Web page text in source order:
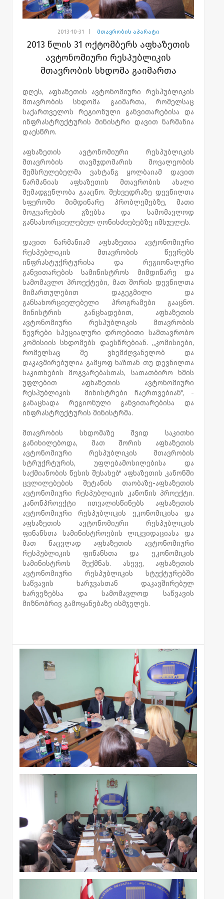
2013-10-31 მთავრობის აპარატი
2013 წლის 31 ოქტომბერს აფხაზეთის
ავტონომიური რესპუბლიკის
მთავრობის სხდომა გაიმართა
დღეს, აფხაზეთის ავტონომიური რესპუბლიკის
მთავრობის სხდომა გაიმართა, რომელსაც
საქართველოს რეგიონული განვითარებისა და
ინფრასტრუქტურის მინისტრი დავით ნარმანია
დაესწრო.
აფხაზეთის ავტონომიური რესპუბლიკის
მთავრობის თავმჯდომარის მოვალეობის
შემსრულებელმა ვახტანგ ყოლბაიამ დავით
ნარმანიას აფხაზეთის მთავრობის ახალი
შემადგენლობა გააცნო. შეხვედრაზე დევნილთა
სფეროში მიმდინარე პრობლემებზე, მათი
მოგვარების გზებსა და სამომავლოდ
განსახორციელებელ ღონისძიებებზე იმსჯელეს.
დავით ნარმანიამ აფხაზეთია ავტონომიური
რესპუბლიკის მთავრობის წევრებს
ინფრასტუქრტურისა და რეგიონალური
განვითარების სამინისტროს მიმდინარე და
სამომავლო პროექტები, მათ შორის დევნილთა
მიმართულებით დაგეგმილი და
განსახორციელებელი პროგრამები გააცნო.
მინისტრის განცხადებით, აფხაზეთის
ავტონომიური რესპუბლიკის მთავრობის
წევრები სპეციალური დროებითი სამთავრობო
კომისიის სხდომებს დაესწრებიან. „კომისიები,
რომელსაც მე ვხემძღვანელობ და
დაკავშირებულია გამყოფ ხაზთან თუ დევნილთა
საკითხების მოგვარებასთას, სათათბირო ხმის
უფლებით აფხაზეთის ავტონომიური
რესპუბლიკის მინისტრები ჩაერთვებიან", -
განაცხადა რეგიონული განვითარებისა და
ინფრასტრუქტურის მინისტრმა.
მთავრობის სხდომაზე შვიდ საკითხი
განიხილებოდა, მათ შორის აფხაზეთის
ავტონომიური რესპუბლიკის მთავრობის
სტრუქრტურის, უფლებამოსილებისა და
საქმიანობის წესის შესახებ" აფხაზეთის კანონში
ცვლილებების შეტანის თაობაზე-აფხაზეთის
ავტონომიური რესპუბლიკის კანონის პროექტი.
კანონპროექტი ითვალისწინებს აფხაზეთის
ავტონომიური რესპუბლიკის ეკონომიკისა და
აფხაზეთის ავტონომიური რესპუბლიკის
ფინანსთა სამინისტროების ლიკვიდაციასა და
მათ ნაცვლად აფხაზეთის ავტონომიური
რესპუბლიკის ფინანსთა და ეკონომიკის
სამინისტროს შექმნას. ასევე, აფხაზეთის
ავტონომიური რესპუბლიკის სტუქტურებში
საწვავის ხარჯვასთან დაკავშირებულ
ხარვეზებსა და სამომავლოდ საწვავის
მიზნობრივ გამოყანებაზე ისმჯელეს.